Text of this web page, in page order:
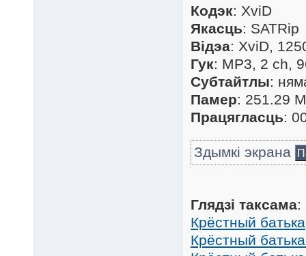
Кодэк: XviD
Якасць: SATRip
Відэа: XviD,
Гук: MP3, 2 ch,
Субтайтлы:
Памер: 251.29
Працягласць:
Здымкі экрана
Глядзі таксама:
Крёстный батька
Крёстный